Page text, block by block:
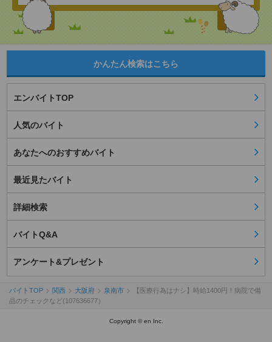
かんたん検索はこちら
エンバイトTOP
人気のバイト
あなたへのおすすめバイト
最近見たバイト
詳細検索
バイトQ&A
アンケート&プレゼント
バイトTOP 関西 大阪府 泉南市
【医療行為はナシ】時給1400円！病院で備
品のチェックなど(107636677）
Copyright © en Inc.